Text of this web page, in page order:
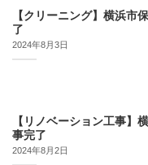
【クリーニング】横浜
了
2024年8月3日
【リノベーション工事
事完了
2024年8月2日